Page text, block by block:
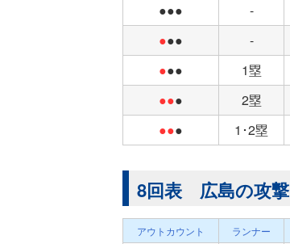
●●● -
●●● -
●●● 1塁
●●● 2塁
●●● 1･2塁
8回表 広島の攻撃
アウトカウント ランナー